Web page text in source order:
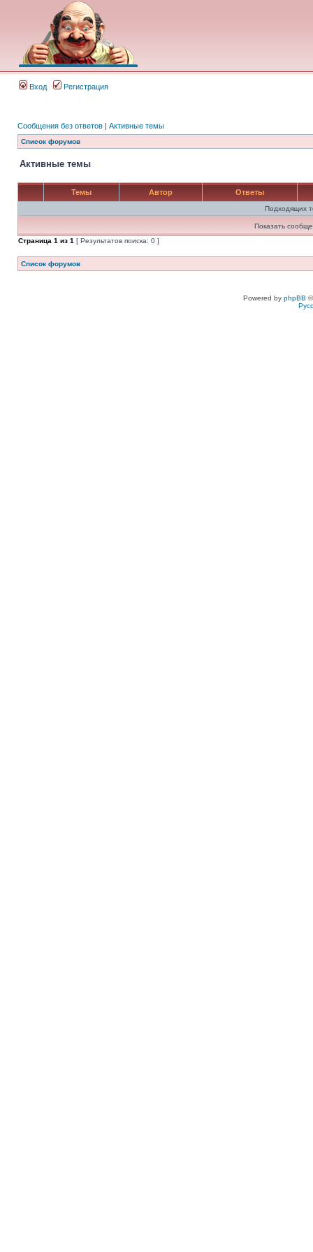
Вход Регистрация
Сообщения без ответов | Активные темы
Список форумов
Активные темы
Темы Автор Ответы
Подходящих
Показать
Страница 1 из 1 [ Результатов поиска: 0 ]
Список форумов
Powered by phpBB